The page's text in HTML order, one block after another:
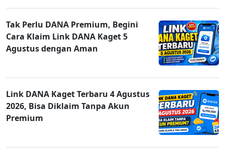
Tak Perlu DANA Premium, Begini
Cara Klaim Link DANA Kaget 5
Agustus dengan Aman
Link DANA Kaget Terbaru 4 Agustus
2026, Bisa Diklaim Tanpa Akun
Premium